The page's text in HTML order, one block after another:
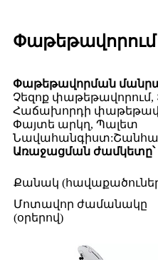
Փաթեթավորման
Չեզոք
Հաճախորդի
Փայտե արկղ, Պալետ
Նավահանգիստ:
Առաջացման ժամկետը՝
Քանակ
Մոտավոր ժամանակը
(օրերով)